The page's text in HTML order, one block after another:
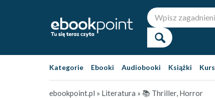
Kategorie Ebooki Audiobooki Książki
ebookpoint.pl » Literatura » 📚 Thriller, Horror